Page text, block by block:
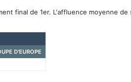
final de 1er. L'affluence moyenne
D'EUROPE